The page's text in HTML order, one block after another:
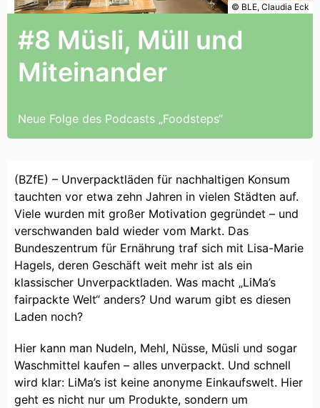
#8 Müsli, Müll und
Miteinander
Neue Folge des Podcasts „Foodsteps“
© BLE, Claudia Eck
(BZfE) – Unverpacktläden für nachhaltigen Konsum
tauchten vor etwa zehn Jahren in vielen Städten auf.
Viele wurden mit großer Motivation gegründet – und
verschwanden bald wieder vom Markt. Das
Bundeszentrum für Ernährung traf sich mit Lisa-Marie
Hagels, deren Geschäft weit mehr ist als ein
klassischer Unverpacktladen. Was macht „LiMa’s
fairpackte Welt“ anders? Und warum gibt es diesen
Laden noch?
Hier kann man Nudeln, Mehl, Nüsse, Müsli und sogar
Waschmittel kaufen – alles unverpackt. Und schnell
wird klar: LiMa’s ist keine anonyme Einkaufswelt. Hier
geht es nicht nur um Produkte, sondern um